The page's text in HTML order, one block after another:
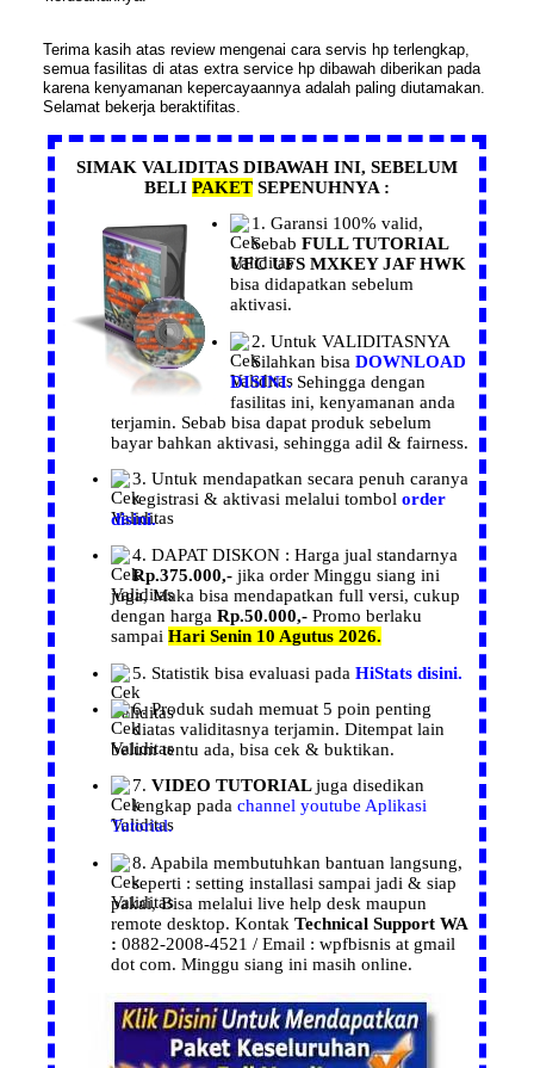
Terima kasih atas review mengenai cara servis hp terlengkap,
semua fasilitas di atas extra service hp dibawah diberikan pada
karena kenyamanan kepercayaannya adalah paling diutamakan.
Selamat bekerja beraktifitas.
SIMAK VALIDITAS DIBAWAH INI, SEBELUM
BELI PAKET SEPENUHNYA :
1.Garansi 100% valid,
SebabFULL TUTORIAL
UFC UFS MXKEY JAF HWK
bisa didapatkan sebelum
aktivasi.
2. UntukVALIDITASNYA
Silahkan bisaDOWNLOAD
DISINI.Sehingga dengan
fasilitas ini, kenyamanan anda
terjamin. Sebab bisa dapat produk sebelum
bayar bahkan aktivasi, sehingga adil & fairness.
3. Untuk mendapatkan secara penuh caranya
registrasi & aktivasi melalui tombolorder
disini.
4. DAPATDISKON : Hargajual standarnya
Rp.375.000,- jika orderMinggu siang ini
juga, Maka bisa mendapatkanfull versi, cukup
dengan hargaRp.50.000,- Promo berlaku
sampaiHari Senin 10 Agutus 2026.
5. Statistik bisa evaluasi padaHiStats disini.
6.Produk sudah memuat 5 poin penting
diatas validitasnya terjamin. Ditempat lain
belum tentu ada, bisa cek & buktikan.
7.VIDEO TUTORIALjuga disedikan
lengkap padachannel youtube Aplikasi
Tutorial.
8. Apabila membutuhkan bantuan langsung,
seperti : setting installasisampai jadi & siap
pakai, Bisa melalui live help desk maupun
remote desktop.Kontak Technical Support WA
: 0882-2008-4521 / Email : wpfbisnis at gmail
dot com.Minggu siang ini masih online.